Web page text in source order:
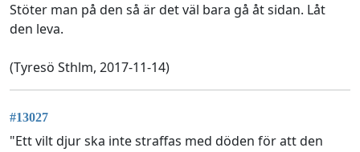
Stöter man på den så är det väl bara gå åt sidan. Låt
den leva.
(Tyresö Sthlm, 2017-11-14)
#13027
"Ett vilt djur ska inte straffas med döden för att den